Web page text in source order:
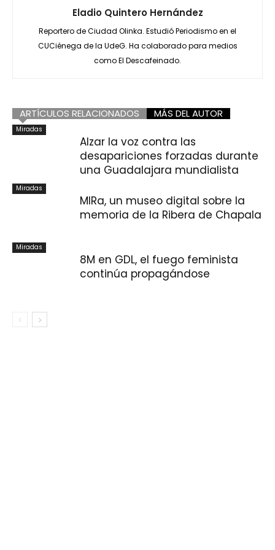
Eladio Quintero Hernández
Reportero de Ciudad Olinka. Estudió Periodismo en el
CUCiénega de la UdeG. Ha colaborado para medios
como El Descafeinado.
ARTÍCULOS RELACIONADOS MÁS DEL AUTOR
Miradas
Alzar la voz contra las
desapariciones forzadas durante
una Guadalajara mundialista
Miradas
MIRa, un museo digital sobre la
memoria de la Ribera de Chapala
Miradas
8M en GDL, el fuego feminista
continúa propagándose